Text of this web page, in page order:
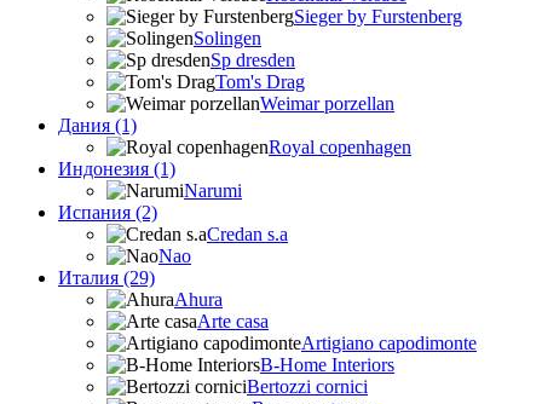
Sieger by Furstenberg
Solingen
Sp dresden
Tom's Drag
Weimar porzellan
Дания (1)
Royal copenhagen
Индонезия (1)
Narumi
Испания (2)
Credan s.a
Nao
Италия (29)
Ahura
Arte casa
Artigiano capodimonte
B-Home Interiors
Bertozzi cornici